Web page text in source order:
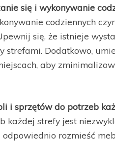
się i wykonywanie
codziennych
się, że istnieje
strefami. Dodatkowo,
aby
i sprzętów do potrzeb
każdej strefy jest
rozmieść